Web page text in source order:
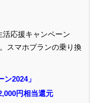
活応援キャンペーン
スマホプランの乗り換
ン2024」
円相当還元